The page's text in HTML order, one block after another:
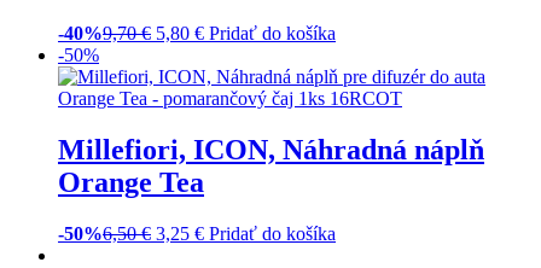
-40%9,70€ 5,80 € Pridať do košíka
-50%
Millefiori, ICON, Náhradná náplň
Orange Tea
-50%6,50€ 3,25 € Pridať do košíka